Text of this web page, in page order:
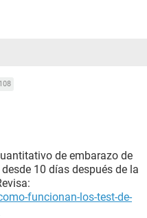
de embarazo de
10 días después de la
funcionan-los-test-de-